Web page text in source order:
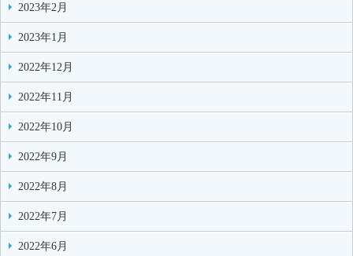
2023年2月
2023年1月
2022年12月
2022年11月
2022年10月
2022年9月
2022年8月
2022年7月
2022年6月